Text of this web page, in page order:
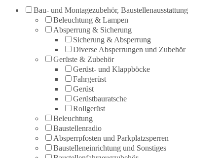
Bau- und Montagezubehör, Baustellenausstattung
Beleuchtung & Lampen
Absperrung & Sicherung
Sicherung & Absperrung
Diverse Absperrungen und Zubehör
Gerüste & Zubehör
Gerüst- und Klappböcke
Fahrgerüst
Gerüst
Gerüstbauratsche
Rollgerüst
Beleuchtung
Baustellenradio
Absperrpfosten und Parkplatzsperren
Baustelleneinrichtung und Sonstiges